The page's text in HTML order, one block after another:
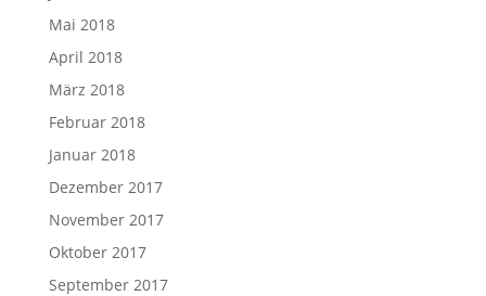
Mai 2018
April 2018
März 2018
Februar 2018
Januar 2018
Dezember 2017
November 2017
Oktober 2017
September 2017